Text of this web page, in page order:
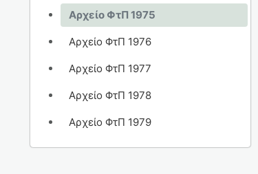
Αρχείο ΦτΠ 1975
Αρχείο ΦτΠ 1976
Αρχείο ΦτΠ 1977
Αρχείο ΦτΠ 1978
Αρχείο ΦτΠ 1979